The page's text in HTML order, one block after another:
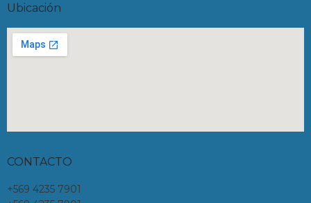
Ubicación
CONTACTO
+569 4235 7901